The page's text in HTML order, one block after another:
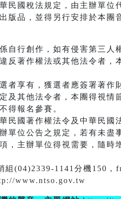
民國稅法規定，由主辦單位
版品，並得另行安排於本團
自行創作，如有侵害第三
反著作權法或其他法令者，
者享有，獲選者應簽署著作
及其他法令者，本團得視情
得報名參賽。
民國著作權法令及中華民國
單位公告之規定，若有未
，主辦單位得視需要，隨時
1141分機150，
www.ntso.gov.tw